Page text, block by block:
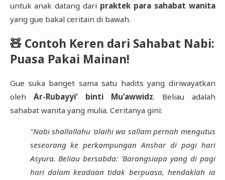
untuk anak datang dari praktek para sahabat wanita
yang gue bakal ceritain di bawah.
🧸 Contoh Keren dari Sahabat Nabi:
Puasa Pakai Mainan!
Gue suka banget sama satu hadits yang diriwayatkan
oleh Ar-Rubayyi' binti Mu'awwidz. Beliau adalah
sahabat wanita yang mulia. Ceritanya gini:
"Nabi shallallahu 'alaihi wa sallam pernah mengutus
seseorang ke perkampungan Anshar di pagi hari
Asyura. Beliau bersabda: 'Barangsiapa yang di pagi
hari dalam keadaan tidak berpuasa, hendaklah ia